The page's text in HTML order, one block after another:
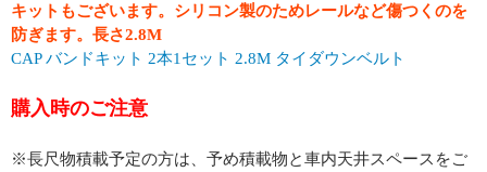
キットもございます。シリコン製のためレールなど傷つくのを
防ぎます。長さ2.8M
CAP バンドキット 2本1セット 2.8M タイダウンベルト
購入時のご注意
※長尺物積載予定の方は、予め積載物と車内天井スペースをご